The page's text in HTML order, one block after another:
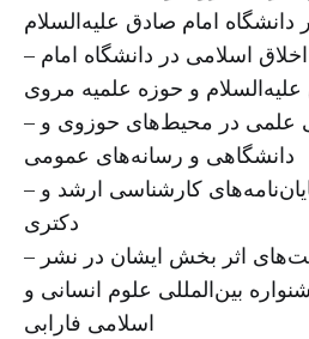
دانشگاه امام صادق علیه‌السلام
– تدریس دوره‌های اخلاق اسلامی در دانشگاه امام
و حوزه علمیه مروی
– صدها سخنرانی علمی در محیط‌های حوزوی و
دانشگاهی و رسانه‌های عمومی
– راهنمایی و مشاوره پایان‌نامه‌های کارشناسی ارشد و
دکتری
– تقدیر از مجموعه فعالیت‌های اثر بخش ایشان در نشر
بین‌المللی علوم انسانی و
اسلامی فارابی